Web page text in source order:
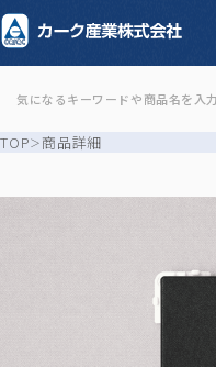
TOP 商品詳細